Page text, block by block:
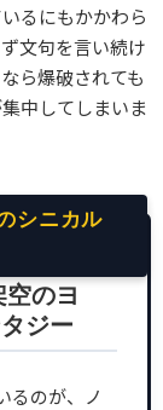
るにもかかわら
文句を言い続け
ら爆破されても
中してしまいま
シニカル
のヨ
ジー
るのが、ノ